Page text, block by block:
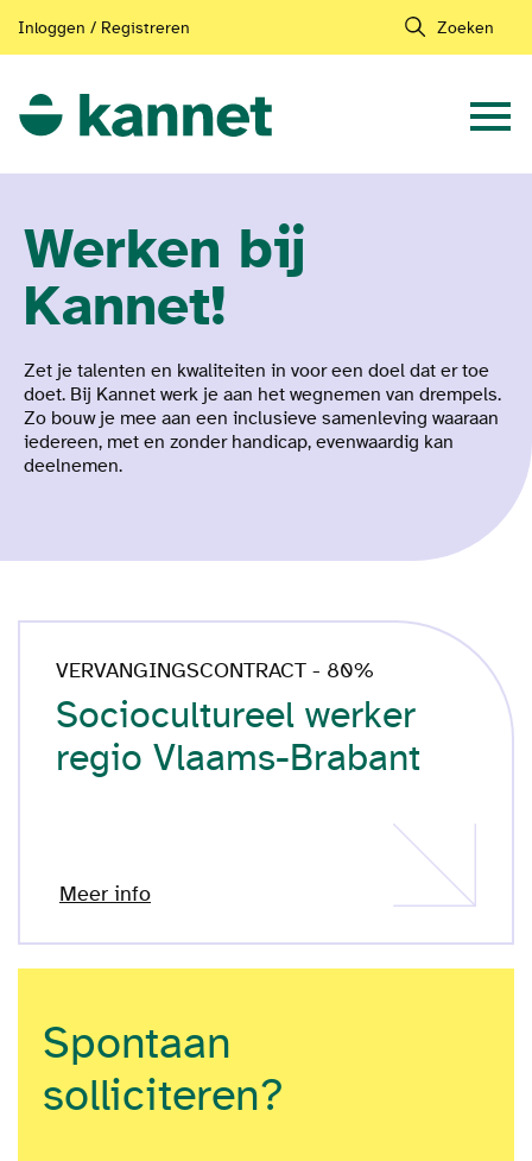
Inloggen / Registreren Zoeken
Werken bij
Kannet!
Zet je talenten en kwaliteiten in voor een doel dat er toe
doet. Bij Kannet werk je aan het wegnemen van drempels.
Zo bouw je mee aan een inclusieve samenleving waaraan
iedereen, met en zonder handicap, evenwaardig kan
deelnemen.
VERVANGINGSCONTRACT - 80%
Sociocultureel werker
regio Vlaams-Brabant
Meer info
Spontaan
solliciteren?